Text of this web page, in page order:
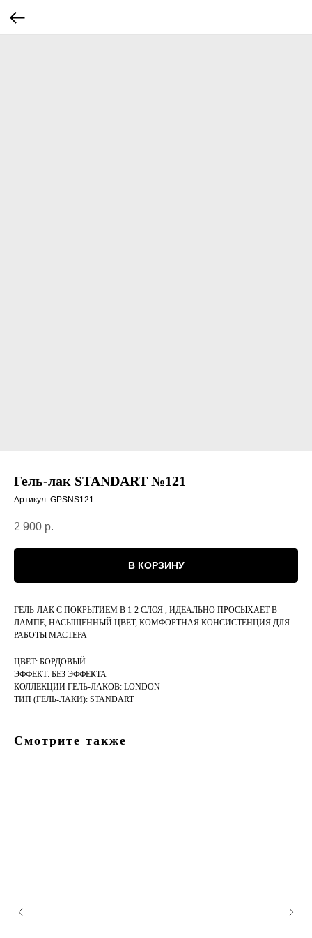
Гель-лак STANDART №121
Артикул: GPSNS121
2 900 р.
В КОРЗИНУ
ГЕЛЬ-ЛАК С ПОКРЫТИЕМ В 1-2 СЛОЯ , ИДЕАЛЬНО ПРОСЫХАЕТ В
ЛАМПЕ, НАСЫЩЕННЫЙ ЦВЕТ, КОМФОРТНАЯ КОНСИСТЕНЦИЯ ДЛЯ
РАБОТЫ МАСТЕРА
ЦВЕТ: БОРДОВЫЙ
ЭФФЕКТ: БЕЗ ЭФФЕКТА
КОЛЛЕКЦИИ ГЕЛЬ-ЛАКОВ: LONDON
ТИП (ГЕЛЬ-ЛАКИ): STANDART
Смотрите также